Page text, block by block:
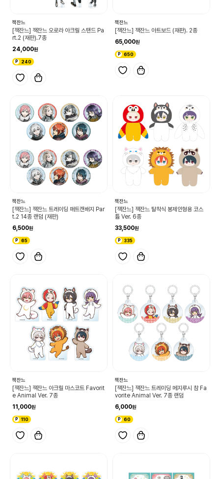
잭잔느
[잭잔느] 잭잔느 오로라 아크릴 스탠드 Pa
rt.2 (재판).7종
24,000
240
잭잔느
[잭잔느] 잭잔느 아트보드 (재판). 2종
65,000
650
잭잔느
[잭잔느] 잭잔느 트레이딩 매트캔배지 Par
t.2 14종 랜덤 (재판)
6,500
65
잭잔느
[잭잔느] 잭잔느 탈착식 봉제인형용 코스
튬 Ver. 6종
33,500
335
잭잔느
[잭잔느] 잭잔느 아크릴 마스코트 Favorit
e Animal Ver. 7종
11,000
110
잭잔느
[잭잔느] 잭잔느 트레이딩 메지루시 참 Fa
vorite Animal Ver. 7종 랜덤
6,000
60